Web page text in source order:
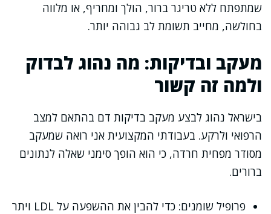
שמתפתח ללא טריגר ברור, הולך ומחריף, או מלווה
בחולשה, מחייב תשומת לב גבוהה יותר.
מעקב ובדיקות: מה נהוג לבדוק
ולמה זה קשור
בישראל נהוג לבצע מעקב בדיקות דם בהתאם למצב
הרפואי ולרקע. בעבודתי המקצועית אני רואה שמעקב
מסודר מפחית חרדה, כי הוא הופך סימני שאלה לנתונים
ברורים.
פרופיל שומנים: כדי להבין את ההשפעה על LDL ויתר